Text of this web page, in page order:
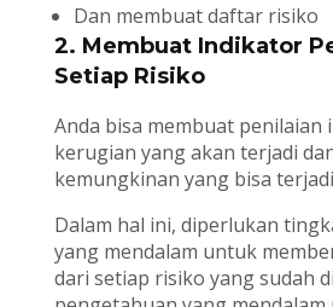
Dan membuat daftar risiko
2. Membuat Indikator
Setiap Risiko
Anda bisa membuat
kerugian yang akan terjadi
kemungkinan yang bisa
Dalam hal ini, diperlukan
yang mendalam untuk
dari setiap risiko yang sudah